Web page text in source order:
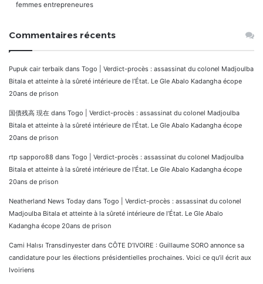
femmes entrepreneures
Commentaires récents
Pupuk cair terbaik dans Togo | Verdict-procès : assassinat du colonel Madjoulba
Bitala et atteinte à la sûreté intérieure de l’État. Le Gle Abalo Kadangha écope
20ans de prison
国債残高 現在 dans Togo | Verdict-procès : assassinat du colonel Madjoulba
Bitala et atteinte à la sûreté intérieure de l’État. Le Gle Abalo Kadangha écope
20ans de prison
rtp sapporo88 dans Togo | Verdict-procès : assassinat du colonel Madjoulba
Bitala et atteinte à la sûreté intérieure de l’État. Le Gle Abalo Kadangha écope
20ans de prison
Neatherland News Today dans Togo | Verdict-procès : assassinat du colonel
Madjoulba Bitala et atteinte à la sûreté intérieure de l’État. Le Gle Abalo
Kadangha écope 20ans de prison
Cami Halısı Transdinyester dans CÔTE D’IVOIRE : Guillaume SORO annonce sa
candidature pour les élections présidentielles prochaines. Voici ce qu’il écrit aux
Ivoiriens